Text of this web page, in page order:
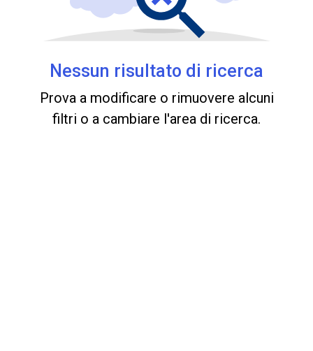
Nessun risultato di ricerca
Prova a modificare o rimuovere alcuni
filtri o a cambiare l'area di ricerca.